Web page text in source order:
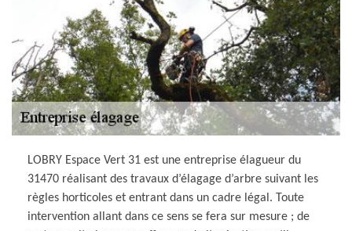
LOBRY Espace Vert 31 est une entreprise élagueur du
31470 réalisant des travaux d’élagage d’arbre suivant les
règles horticoles et entrant dans un cadre légal. Toute
intervention allant dans ce sens se fera sur mesure ; de